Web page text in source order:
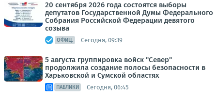
20 сентября 2026 года состоятся выборы
депутатов Государственной Думы Федерального
Собрания Российской Федерации девятого
созыва
ОФИЦ. Сегодня, 09:39
5 августа группировка войск "Север"
продолжила создание полосы безопасности в
Харьковской и Сумской областях
ПАБЛИКИ Сегодня, 06:45